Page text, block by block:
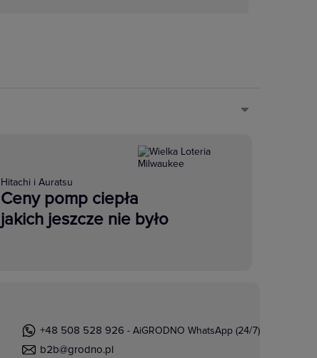
Hitachi i Auratsu
Ceny pomp ciepła
jakich jeszcze nie było
+48 508 528 926 - AiGRODNO WhatsApp (24/7)
b2b@grodno.pl